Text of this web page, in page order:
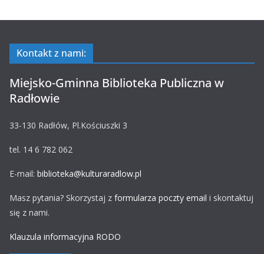
Kontakt z nami:
Miejsko-Gminna Biblioteka Publiczna w
Radłowie
33-130 Radłów, Pl.Kościuszki 3
tel. 14 6 782 062
E-mail: biblioteka@kulturaradlow.pl
Masz pytania? Skorzystaj z formularza poczty email i skontaktuj
się z nami.
Klauzula informacyjna RODO